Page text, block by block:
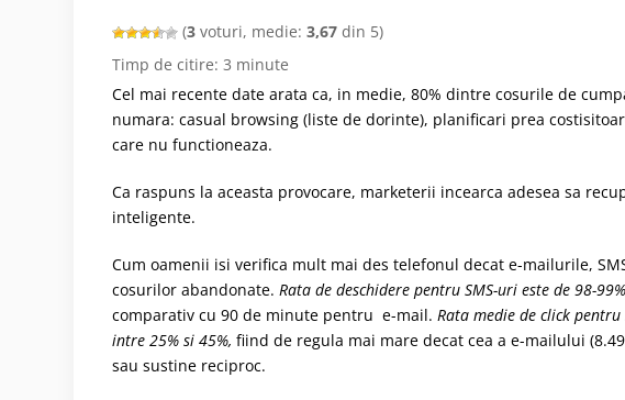
(3 voturi, medie: 3,67 din 5)
Timp de citire: 3 minute
Cel mai recente date arata ca, in medie, 80% dintre cosurile de
numara: casual browsing (liste de dorinte), planificari prea
care nu functioneaza.
Ca raspuns la aceasta provocare, marketerii incearca adesea sa
inteligente.
Cum oamenii isi verifica mult mai des telefonul decat e-mailurile,
cosurilor abandonate. Rata de deschidere pentru SMS-uri este de 98-
comparativ cu 90 de minute pentru e-mail. Rata medie de click
intre 25% si 45%, fiind de regula mai mare decat cea a e-mailului
sau sustine reciproc.